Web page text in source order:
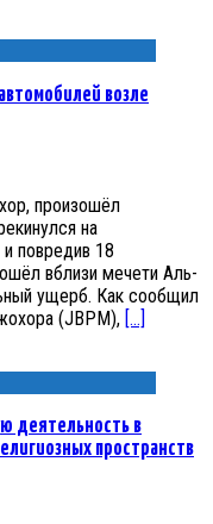
возле
произошёл
на
повредив 18
вблизи мечети Аль-
ущерб. Как сообщил
(JBPM), […]
деятельность в
пространств